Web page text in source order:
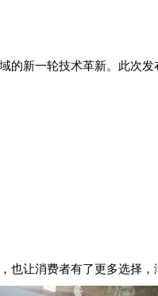
的新一轮技术革新。此次发
也让消费者有了更多选择，